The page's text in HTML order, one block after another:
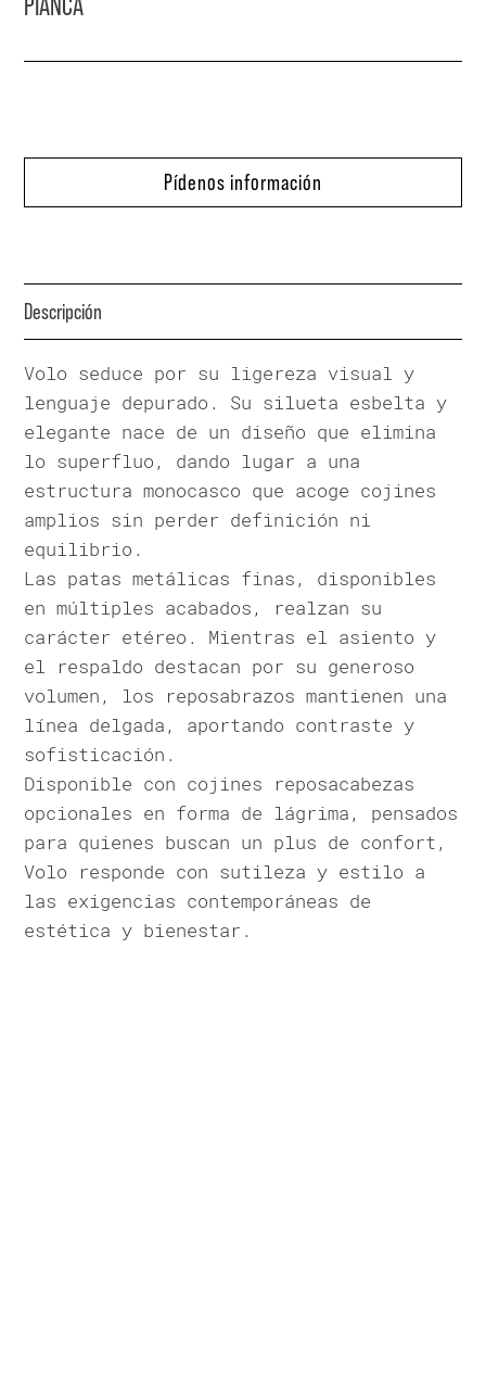
Pídenos información
Descripción
Volo seduce por su ligereza visual y
lenguaje depurado. Su silueta esbelta y
elegante nace de un diseño que elimina
lo superfluo, dando lugar a una
estructura monocasco que acoge cojines
amplios sin perder definición ni
equilibrio.
Las patas metálicas finas, disponibles
en múltiples acabados, realzan su
carácter etéreo. Mientras el asiento y
el respaldo destacan por su generoso
volumen, los reposabrazos mantienen una
línea delgada, aportando contraste y
sofisticación.
Disponible con cojines reposacabezas
opcionales en forma de lágrima, pensados
para quienes buscan un plus de confort,
Volo responde con sutileza y estilo a
las exigencias contemporáneas de
estética y bienestar.